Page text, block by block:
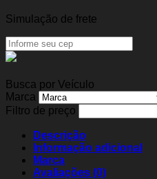
Simulação de frete
Busca por Veículo
Marca
Filtro de preço
Descrição
Informação adicional
Marca
Avaliações (0)